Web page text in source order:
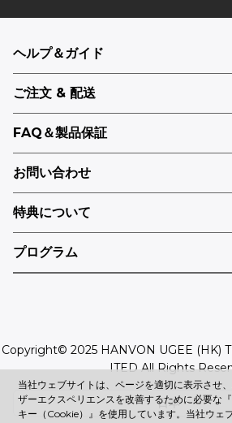
ヘルプ＆ガイド
ご注文 & 配送
FAQ＆製品保証
お問い合わせ
特典について
プログラム
Copyright© 2025 HANVON UGEE (HK)
ITED All Rights
当社ウェブサイトは、ページを適切に表示させ
ザーエクスペリエンスを改善するために必要な
キー（Cookie）』を使用しています。当社ウェ
日本